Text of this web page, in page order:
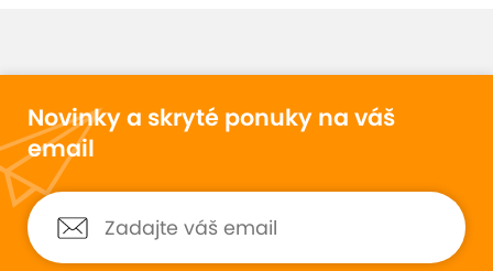
Novinky a skryté ponuky na váš
email